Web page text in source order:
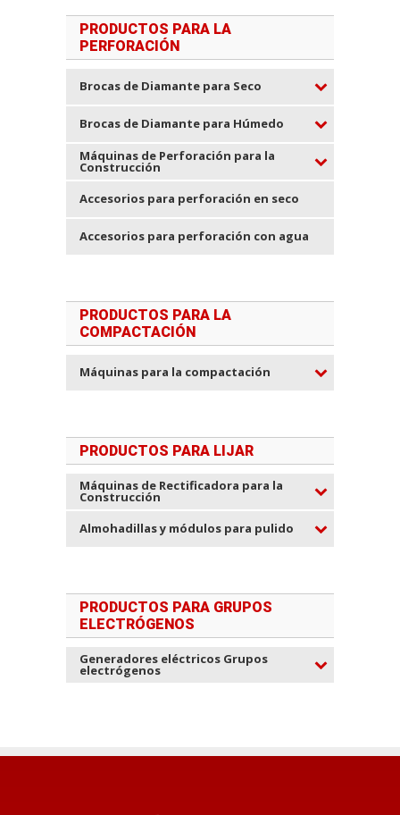
PRODUCTOS PARA LA
PERFORACIÓN
Brocas de Diamante para Seco
Brocas de Diamante para Húmedo
Máquinas de Perforación para la
Construcción
Accesorios para perforación en seco
Accesorios para perforación con agua
PRODUCTOS PARA LA
COMPACTACIÓN
Máquinas para la compactación
PRODUCTOS PARA LIJAR
Máquinas de Rectificadora para la
Construcción
Almohadillas y módulos para pulido
PRODUCTOS PARA GRUPOS
ELECTRÓGENOS
Generadores eléctricos Grupos
electrógenos